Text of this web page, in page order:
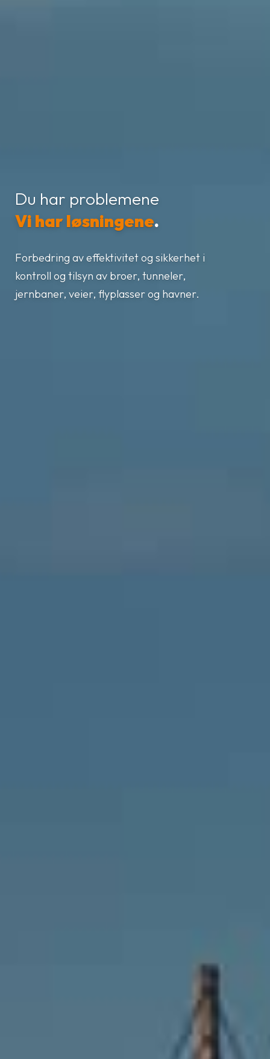
Du har problemene
Vi har løsningene.
Forbedring av effektivitet og sikkerhet i
kontroll og tilsyn av broer, tunneler,
jernbaner, veier, flyplasser og havner.